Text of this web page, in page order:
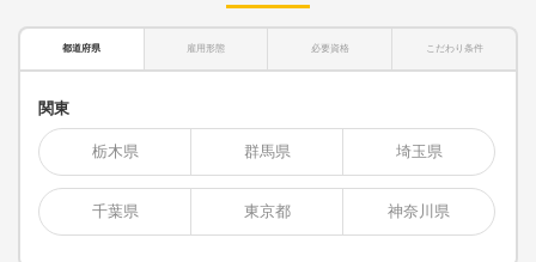
都道府県 雇用形態 必要資格 こだわり条件
関東
栃木県 群馬県 埼玉県
千葉県 東京都 神奈川県